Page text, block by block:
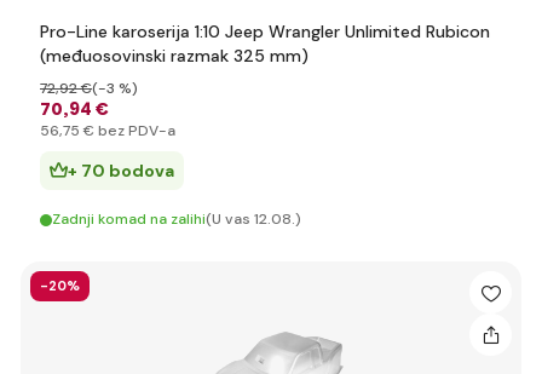
Pro-Line karoserija 1:10 Jeep Wrangler Unlimited Rubicon
(međuosovinski razmak 325 mm)
70,94 €
72,92 €(-3 %)
56,75 € bez PDV-a
+ 70 bodova
Zadnji komad na zalihi(U vas 12.08.)
-20%